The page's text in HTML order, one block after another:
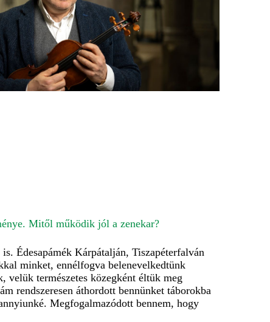
Mitől működik jól a zenekar?
Édesapámék Kárpátalján, Tiszapéterfalván
minket, ennélfogva belenevelkedtünk
velük természetes közegként éltük meg
rendszeresen áthordott bennünket táborokba
Megfogalmazódott bennem, hogy